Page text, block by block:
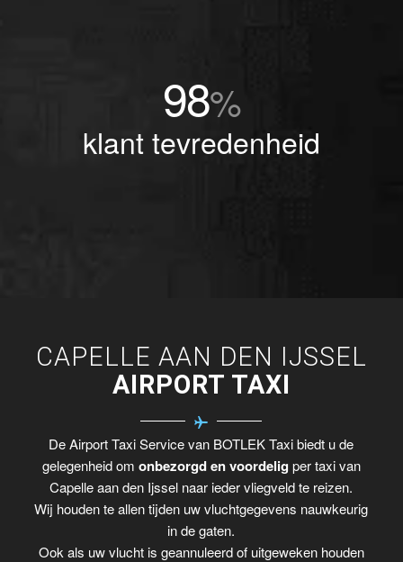
98%
klant tevredenheid
CAPELLE AAN DEN IJSSEL
AIRPORT TAXI
De Airport Taxi Service van BOTLEK Taxi biedt u de
gelegenheid om onbezorgd en voordelig per taxi van
Capelle aan den Ijssel naar ieder vliegveld te reizen.
Wij houden te allen tijden uw vluchtgegevens nauwkeurig
in de gaten.
Ook als uw vlucht is geannuleerd of uitgeweken houden